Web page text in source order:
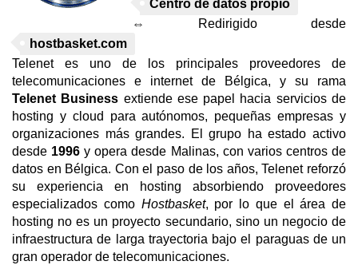
Centro de datos propio
⇔ Redirigido desde
hostbasket.com
Telenet es uno de los principales proveedores de
telecomunicaciones e internet de Bélgica, y su rama
Telenet Business extiende ese papel hacia servicios de
hosting y cloud para autónomos, pequeñas empresas y
organizaciones más grandes. El grupo ha estado activo
desde 1996 y opera desde Malinas, con varios centros de
datos en Bélgica. Con el paso de los años, Telenet reforzó
su experiencia en hosting absorbiendo proveedores
especializados como Hostbasket, por lo que el área de
hosting no es un proyecto secundario, sino un negocio de
infraestructura de larga trayectoria bajo el paraguas de un
gran operador de telecomunicaciones.